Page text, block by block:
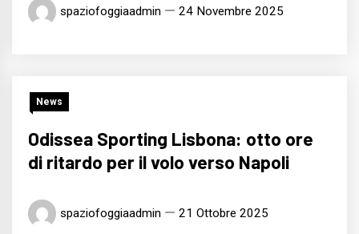
spaziofoggiaadmin 24 Novembre 2025
News
Odissea Sporting Lisbona: otto ore
di ritardo per il volo verso Napoli
spaziofoggiaadmin 21 Ottobre 2025